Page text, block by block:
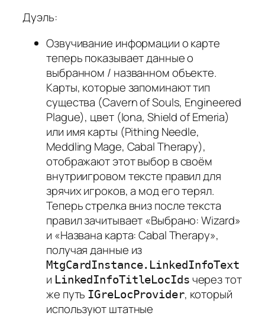
Дуэль:
Озвучивание информации о карте
теперь показывает данные о
выбранном / названном объекте.
Карты, которые запоминают тип
существа (Cavern of Souls, Engineered
Plague), цвет (Iona, Shield of Emeria)
или имя карты (Pithing Needle,
Meddling Mage, Cabal Therapy),
отображают этот выбор в своём
внутриигровом тексте правил для
зрячих игроков, а мод его терял.
Теперь стрелка вниз после текста
правил зачитывает «Выбрано: Wizard»
и «Названа карта: Cabal Therapy»,
получая данные из
MtgCardInstance.LinkedInfoText
и LinkedInfoTitleLocIds через тот
же путь IGreLocProvider, который
используют штатные